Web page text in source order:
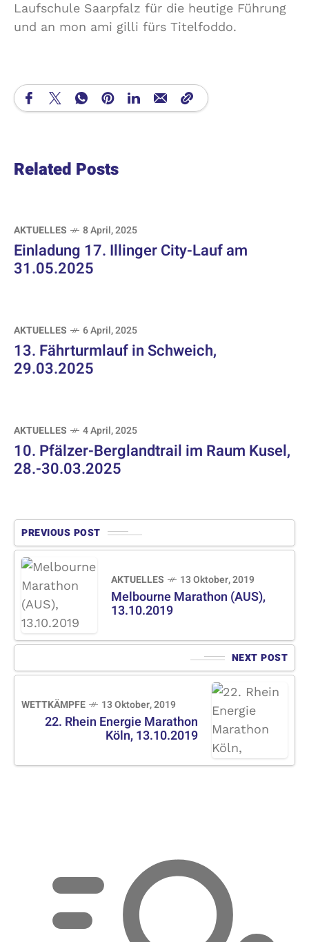
Laufschule Saarpfalz für die heutige Führung
und an mon ami gilli fürs Titelfoddo.
Related Posts
AKTUELLES 8 April, 2025
Einladung 17. Illinger City-Lauf am
31.05.2025
AKTUELLES 6 April, 2025
13. Fährturmlauf in Schweich,
29.03.2025
AKTUELLES 4 April, 2025
10. Pfälzer-Berglandtrail im Raum Kusel,
28.-30.03.2025
PREVIOUS POST
AKTUELLES 13 Oktober, 2019
Melbourne Marathon (AUS),
13.10.2019
NEXT POST
WETTKÄMPFE 13 Oktober, 2019
22. Rhein Energie Marathon
Köln, 13.10.2019